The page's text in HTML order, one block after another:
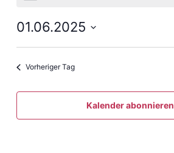
01.06.2025
Vorheriger Tag
Kalender abonnieren